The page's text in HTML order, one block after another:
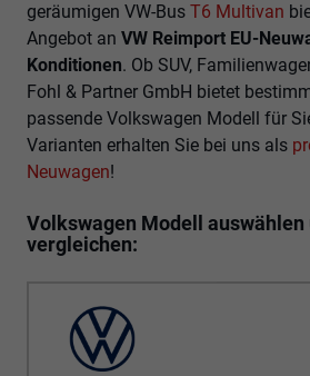
geräumigen VW-Bus T6 Multivan
Angebot an VW Reimport EU-
Konditionen. Ob SUV,
Fohl & Partner GmbH bietet
passende Volkswagen Modell für
Varianten erhalten Sie bei uns als
Neuwagen!
Volkswagen Modell auswählen
vergleichen: